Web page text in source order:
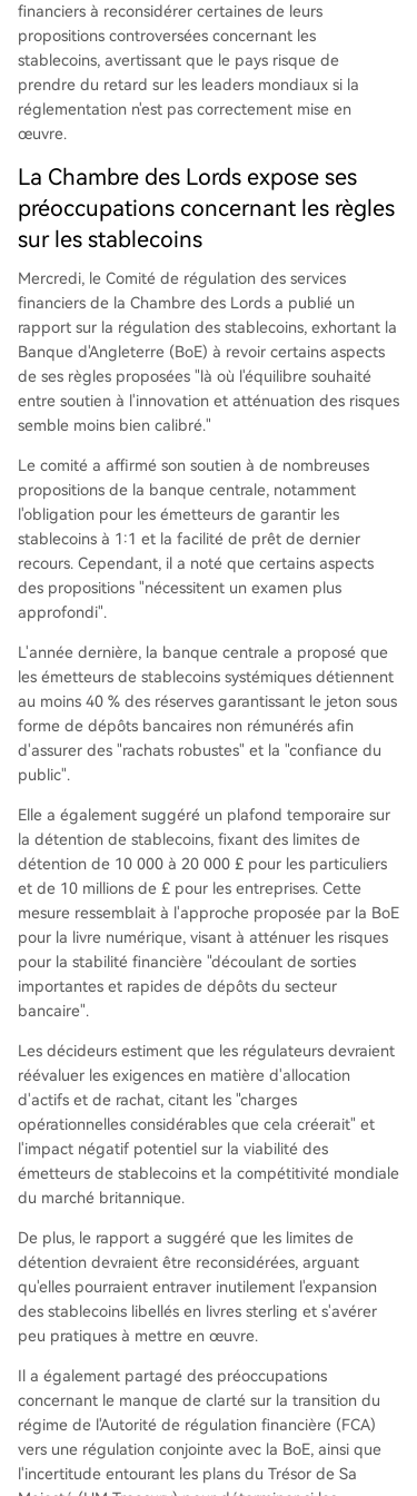
moyens de paiement. Cette pression parlement
aire suit des critiques de l'industrie et intervient
alors que la BoE a déjà indiqué son ouverture à
assouplir ses plans, jugés initialement "trop prud
ents". La banque centrale doit publier ses règles
finales d'ici fin juin.
financiers à reconsidérer certaines de leurs
propositions controversées concernant les
stablecoins, avertissant que le pays risque de
prendre du retard sur les leaders mondiaux si la
réglementation n'est pas correctement mise en
œuvre.
La Chambre des Lords expose ses
préoccupations concernant les règles
sur les stablecoins
Mercredi, le Comité de régulation des services
financiers de la Chambre des Lords a publié un
rapport sur la régulation des stablecoins, exhortant la
Banque d'Angleterre (BoE) à revoir certains aspects
de ses règles proposées "là où l'équilibre souhaité
entre soutien à l'innovation et atténuation des risques
semble moins bien calibré."
Le comité a affirmé son soutien à de nombreuses
propositions de la banque centrale, notamment
l'obligation pour les émetteurs de garantir les
stablecoins à 1:1 et la facilité de prêt de dernier
recours. Cependant, il a noté que certains aspects
des propositions "nécessitent un examen plus
approfondi".
L'année dernière, la banque centrale a proposé que
les émetteurs de stablecoins systémiques détiennent
au moins 40 % des réserves garantissant le jeton sous
forme de dépôts bancaires non rémunérés afin
d'assurer des "rachats robustes" et la "confiance du
public".
Elle a également suggéré un plafond temporaire sur
la détention de stablecoins, fixant des limites de
détention de 10 000 à 20 000 £ pour les particuliers
et de 10 millions de £ pour les entreprises. Cette
mesure ressemblait à l'approche proposée par la BoE
pour la livre numérique, visant à atténuer les risques
pour la stabilité financière "découlant de sorties
importantes et rapides de dépôts du secteur
bancaire".
Les décideurs estiment que les régulateurs devraient
réévaluer les exigences en matière d'allocation
d'actifs et de rachat, citant les "charges
opérationnelles considérables que cela créerait" et
l'impact négatif potentiel sur la viabilité des
émetteurs de stablecoins et la compétitivité mondiale
du marché britannique.
De plus, le rapport a suggéré que les limites de
détention devraient être reconsidérées, arguant
qu'elles pourraient entraver inutilement l'expansion
des stablecoins libellés en livres sterling et s'avérer
peu pratiques à mettre en œuvre.
Il a également partagé des préoccupations
concernant le manque de clarté sur la transition du
régime de l'Autorité de régulation financière (FCA)
vers une régulation conjointe avec la BoE, ainsi que
l'incertitude entourant les plans du Trésor de Sa